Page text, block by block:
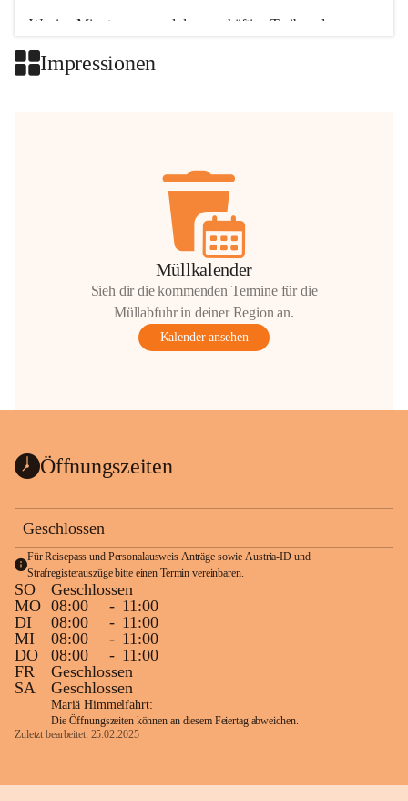
Wenige Minuten nur, und das geschäftige Treiben der
Impressionen
Müllkalender
Sieh dir die kommenden Termine für die
Müllabfuhr in deiner Region an.
Kalender ansehen
Öffnungszeiten
Geschlossen
Für Reisepass und Personalausweis Anträge sowie Austria-ID und
Strafregisterauszüge bitte einen Termin vereinbaren.
SO
Geschlossen
MO 08:00 - 11:00
DI
08:00 - 11:00
MI
08:00 - 11:00
DO
08:00 - 11:00
FR
Geschlossen
SA
Geschlossen
Mariä Himmelfahrt:
Die Öffnungszeiten können an diesem Feiertag abweichen.
Zuletzt bearbeitet: 25.02.2025